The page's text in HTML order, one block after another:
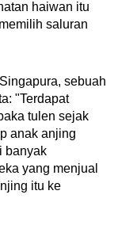
haiwan itu
saluran
sebuah
"Terdapat
tulen sejak
anak anjing
banyak
yang menjual
itu ke